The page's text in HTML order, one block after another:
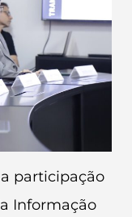
participação
Informação